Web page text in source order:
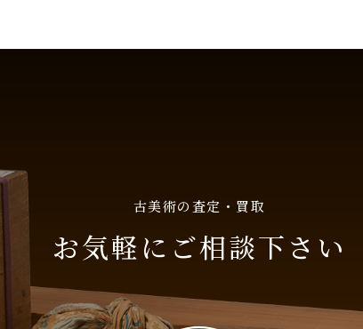
古美術の査定・買取
お気軽にご相談下さい